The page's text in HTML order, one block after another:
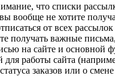
что списки
вообще не хотите
от всех
получать важные
на сайте и основной
для работы сайта
заказов или о